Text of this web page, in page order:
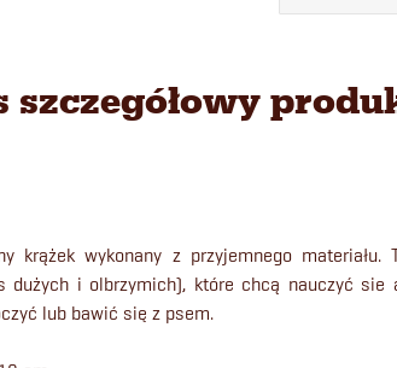
szczegółowy
krążek wykonany z przyjemnego
dużych i olbrzymich), które chcą nauczyć sie
lub bawić się z psem.